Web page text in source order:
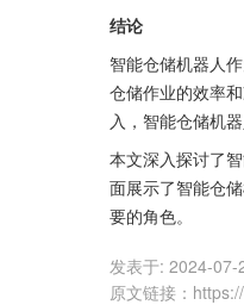
结论
智能仓储机器人
仓储作业的效率
入，智能仓储机
本文深入探讨了
面展示了智能仓
要的角色。
发表于: 2024-07-
原文链接 ：